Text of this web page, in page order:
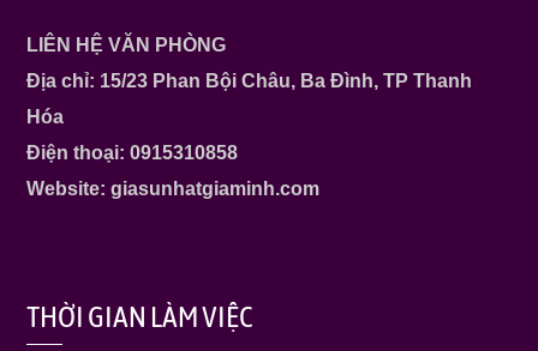
LIÊN HỆ VĂN PHÒNG
Địa chỉ: 15/23 Phan Bội Châu, Ba Đình, TP Thanh
Hóa
Điện thoại: 0915310858
Website: giasunhatgiaminh.com
THỜI GIAN LÀM VIỆC